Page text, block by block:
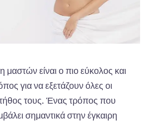
μαστών είναι ο πιο εύκολος και
για να εξετάζουν όλες οι
τους. Ένας τρόπος που
σημαντικά στην έγκαιρη